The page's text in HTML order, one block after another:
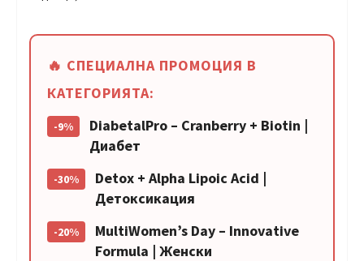
🔥 СПЕЦИАЛНА ПРОМОЦИЯ В
КАТЕГОРИЯТА:
-9%
DiabetalPro – Cranberry + Biotin |
Диабет
-30%
Detox + Alpha Lipoic Acid |
Детоксикация
-20%
MultiWomen’s Day – Innovative
Formula | Женски